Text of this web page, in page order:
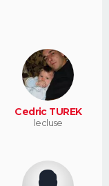
Cedric TUREK
lecluse